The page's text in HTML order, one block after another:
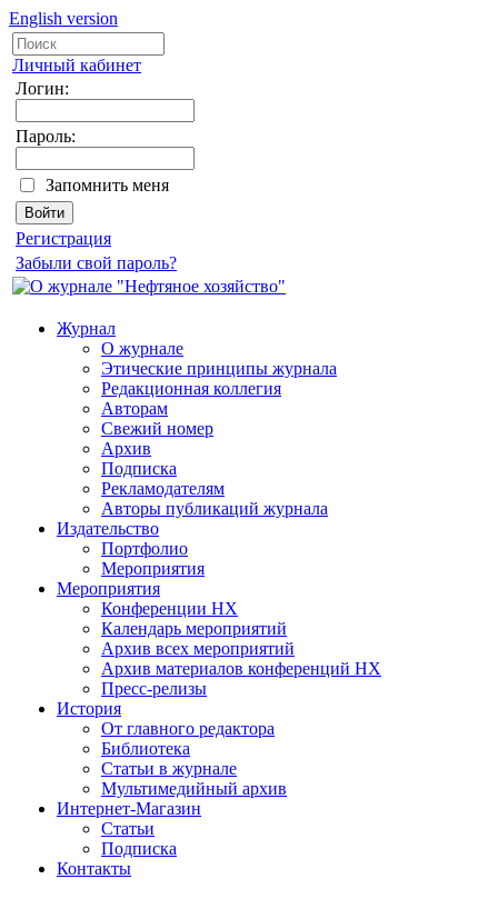
English version
Личный кабинет
Логин:
Пароль:
Запомнить меня
Регистрация
Забыли свой пароль?
Журнал
О журнале
Этические принципы журнала
Редакционная коллегия
Авторам
Свежий номер
Архив
Подписка
Рекламодателям
Авторы публикаций журнала
Издательство
Портфолио
Мероприятия
Мероприятия
Конференции НХ
Календарь мероприятий
Архив всех мероприятий
Архив материалов конференций НХ
Пресс-релизы
История
От главного редактора
Библиотека
Статьи в журнале
Мультимедийный архив
Интернет-Магазин
Статьи
Подписка
Контакты